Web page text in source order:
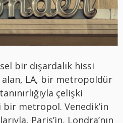
bir dışardalık hissi
LA, bir metropoldür
çelişki
metropol. Venedik’in
Paris’in, Londra’nın